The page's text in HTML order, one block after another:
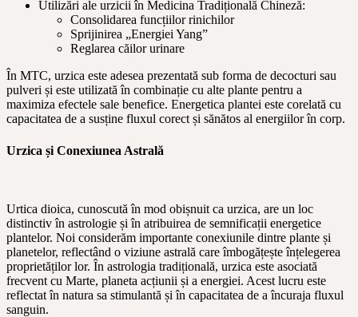
Utilizări ale urzicii în Medicina Tradițională Chineză:
Consolidarea funcțiilor rinichilor
Sprijinirea „Energiei Yang”
Reglarea căilor urinare
În MTC, urzica este adesea prezentată sub forma de decocturi sau
pulveri și este utilizată în combinație cu alte plante pentru a
maximiza efectele sale benefice. Energetica plantei este corelată cu
capacitatea de a susține fluxul corect și sănătos al energiilor în corp.
Urzica și Conexiunea Astrală
Urtica dioica, cunoscută în mod obișnuit ca urzica, are un loc
distinctiv în astrologie și în atribuirea de semnificații energetice
plantelor. Noi considerăm importante conexiunile dintre plante și
planetelor, reflectând o viziune astrală care îmbogățește înțelegerea
proprietăților lor. În astrologia tradițională, urzica este asociată
frecvent cu Marte, planeta acțiunii și a energiei. Acest lucru este
reflectat în natura sa stimulantă și în capacitatea de a încuraja fluxul
sanguin.